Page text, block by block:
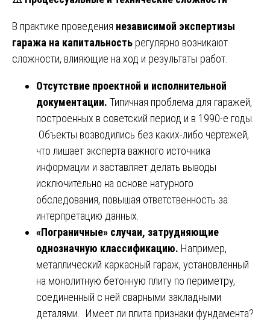
В практике проведения независимой экспертизы
гаража на капитальность регулярно возникают
сложности, влияющие на ход и результаты работ.
Отсутствие проектной и исполнительной
документации. Типичная проблема для гаражей,
построенных в советский период и в 1990-е годы.
Объекты возводились без каких-либо чертежей,
что лишает эксперта важного источника
информации и заставляет делать выводы
исключительно на основе натурного
обследования, повышая ответственность за
интерпретацию данных.
«Пограничные» случаи, затрудняющие
однозначную классификацию. Например,
металлический каркасный гараж, установленный
на монолитную бетонную плиту по периметру,
соединенный с ней сварными закладными
деталями. Имеет ли плита признаки фундамента?